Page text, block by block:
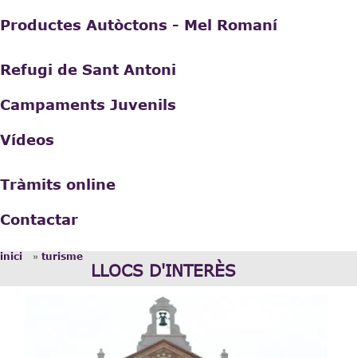
Productes Autòctons - Mel Romaní
Refugi de Sant Antoni
Campaments Juvenils
Vídeos
Tràmits online
Contactar
Esteu aquí
inici »turisme
LLOCS D'INTERÈS